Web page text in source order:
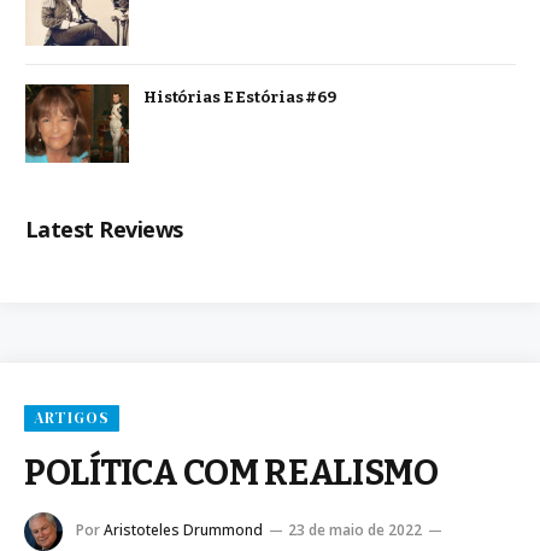
Histórias E Estórias #69
Latest Reviews
ARTIGOS
POLÍTICA COM REALISMO
PorAristoteles Drummond
23 de maio de 2022